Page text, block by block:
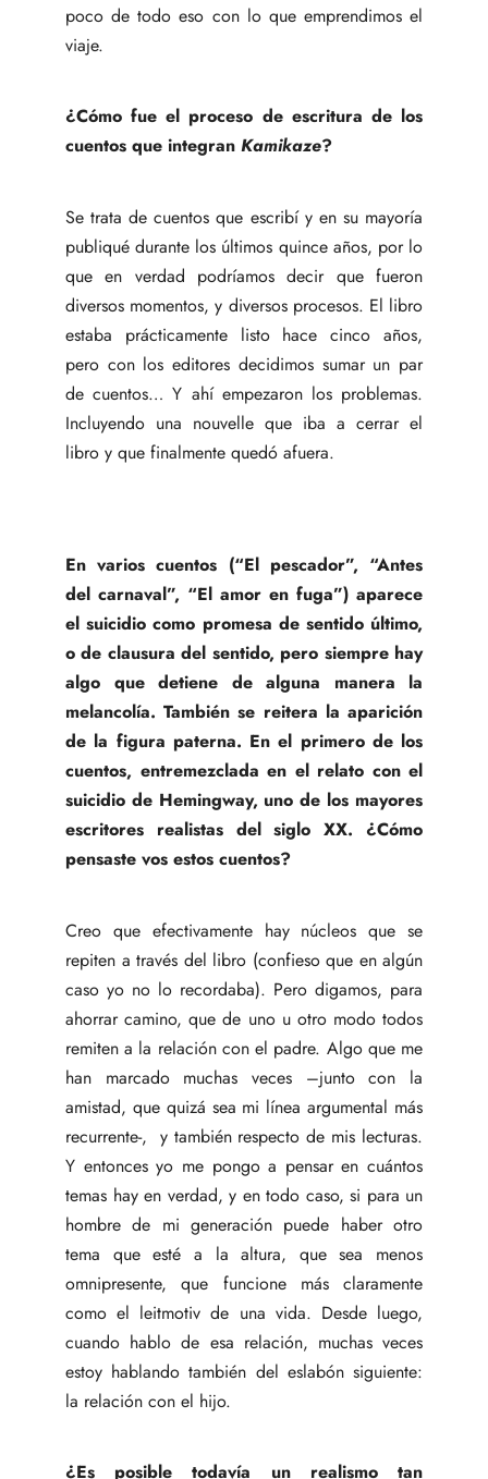
poco de todo eso con lo que emprendimos el
viaje.
¿Cómo fue el proceso de escritura de los
cuentos que integran Kamikaze?
Se trata de cuentos que escribí y en su mayoría
publiqué durante los últimos quince años, por lo
que en verdad podríamos decir que fueron
diversos momentos, y diversos procesos. El libro
estaba prácticamente listo hace cinco años,
pero con los editores decidimos sumar un par
de cuentos… Y ahí empezaron los problemas.
Incluyendo una nouvelle que iba a cerrar el
libro y que finalmente quedó afuera.
En varios cuentos (“El pescador”, “Antes
del carnaval”, “El amor en fuga”) aparece
el suicidio como promesa de sentido último,
o de clausura del sentido, pero siempre hay
algo que detiene de alguna manera la
melancolía. También se reitera la aparición
de la figura paterna. En el primero de los
cuentos, entremezclada en el relato con el
suicidio de Hemingway, uno de los mayores
escritores realistas del siglo XX. ¿Cómo
pensaste vos estos cuentos?
Creo que efectivamente hay núcleos que se
repiten a través del libro (confieso que en algún
caso yo no lo recordaba). Pero digamos, para
ahorrar camino, que de uno u otro modo todos
remiten a la relación con el padre. Algo que me
han marcado muchas veces –junto con la
amistad, que quizá sea mi línea argumental más
recurrente-, y también respecto de mis lecturas.
Y entonces yo me pongo a pensar en cuántos
temas hay en verdad, y en todo caso, si para un
hombre de mi generación puede haber otro
tema que esté a la altura, que sea menos
omnipresente, que funcione más claramente
como el leitmotiv de una vida. Desde luego,
cuando hablo de esa relación, muchas veces
estoy hablando también del eslabón siguiente:
la relación con el hijo.
¿Es posible todavía un realismo tan